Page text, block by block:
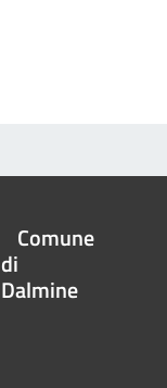
Comune
di
Dalmine